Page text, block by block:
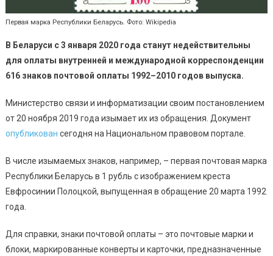
Первая марка Республики Беларусь. Фото: Wikipedia
В Беларуси с 3 января 2020 года станут недействительны
для оплаты внутренней и международной корреспонденции
616 знаков почтовой оплаты 1992–2010 годов выпуска.
Министерство связи и информатизации своим постановлением
от 20 ноября 2019 года изымает их из обращения. Документ
опубликован сегодня на Национальном правовом портале.
В числе изымаемых знаков, например, – первая почтовая марка
Республики Беларусь в 1 рубль с изображением креста
Евфросинии Полоцкой, выпущенная в обращение 20 марта 1992
года.
Для справки, знаки почтовой оплаты – это почтовые марки и
блоки, маркированные конверты и карточки, предназначенные